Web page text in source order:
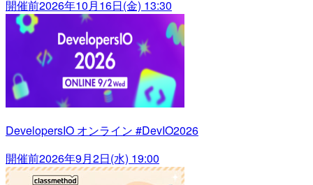
開催前2026年10月16日(金) 13:30
DevelopersIO オンライン #DevIO2026
開催前2026年9月2日(水) 19:00